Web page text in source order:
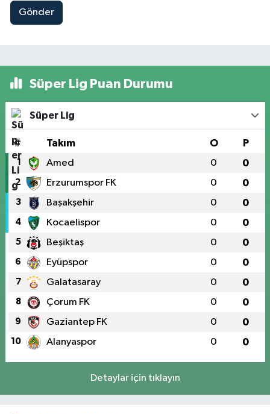
Gönder
Süper Lig Puan Durumu
Süper Lig
# Takım O P
1 Amed 0 0
2 Erzurumspor FK 0 0
3 Başakşehir 0 0
4 Kocaelispor 0 0
5 Beşiktaş 0 0
6 Eyüpspor 0 0
7 Galatasaray 0 0
8 Çorum FK 0 0
9 Gaziantep FK 0 0
10 Alanyaspor 0 0
Detaylar için tıklayın